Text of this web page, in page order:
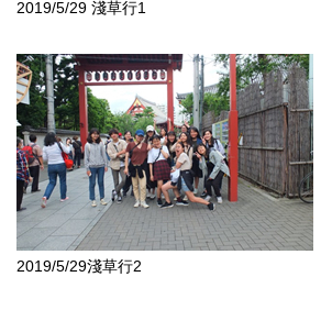
2019/5/29 淺草行1
2019/5/29淺草行2